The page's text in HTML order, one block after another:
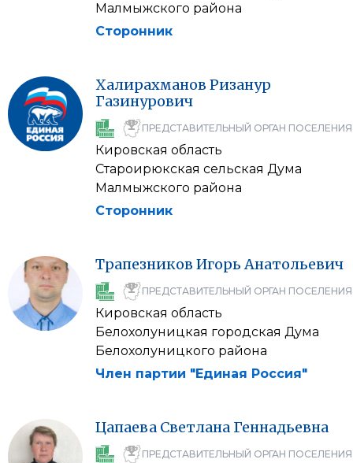
Малмыжского района
Сторонник
Халирахманов Ризанур
Газинурович
ПРЕДСТАВИТЕЛЬНЫЙ ОРГАН ПОСЕЛЕНИЯ
Кировская область
Староирюкская сельская Дума
Малмыжского района
Сторонник
Трапезников Игорь Анатольевич
ПРЕДСТАВИТЕЛЬНЫЙ ОРГАН ПОСЕЛЕНИЯ
Кировская область
Белохолуницкая городская Дума
Белохолуницкого района
Член партии "Единая Россия"
Цапаева Светлана Геннадьевна
ПРЕДСТАВИТЕЛЬНЫЙ ОРГАН ПОСЕЛЕНИЯ